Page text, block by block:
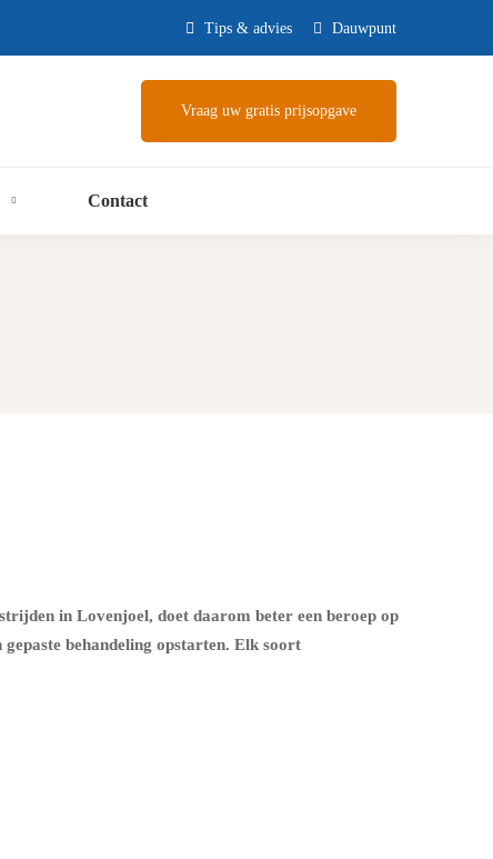
Tips & advies Dauwpunt
Vraag uw gratis prijsopgave
Contact
in Lovenjoel, doet daarom beter een beroep op
behandeling opstarten. Elk soort